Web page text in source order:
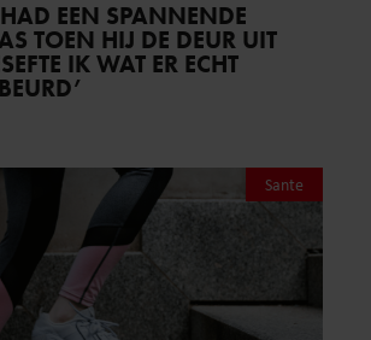
EEN SPANNENDE
TOEN HIJ DE DEUR UIT
IK WAT ER ECHT
Sante